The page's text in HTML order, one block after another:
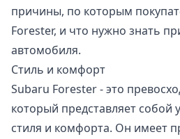
причины, по которым
Forester, и что нужно знать
автомобиля.
Стиль и комфорт
Subaru Forester - это
который представляет собой
стиля и комфорта. Он имеет